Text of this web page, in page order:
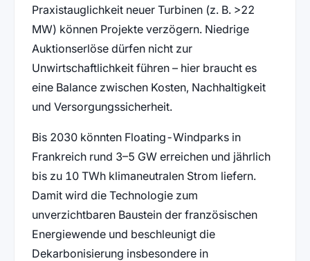
Praxistauglichkeit neuer Turbinen (z. B. >22
MW) können Projekte verzögern. Niedrige
Auktionserlöse dürfen nicht zur
Unwirtschaftlichkeit führen – hier braucht es
eine Balance zwischen Kosten, Nachhaltigkeit
und Versorgungssicherheit.
Bis 2030 könnten Floating-Windparks in
Frankreich rund 3–5 GW erreichen und jährlich
bis zu 10 TWh klimaneutralen Strom liefern.
Damit wird die Technologie zum
unverzichtbaren Baustein der französischen
Energiewende und beschleunigt die
Dekarbonisierung insbesondere in